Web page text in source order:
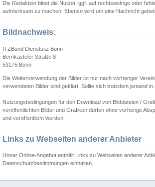
Die Redaktion bittet die Nutzer, ggf. auf rechtswidrige oder
aufmerksam zu machen. Ebenso wird um eine Nachricht
Bildnachweis:
ITZBund Dienstsitz Bonn
Bernkasteler Straße 8
53175 Bonn
Die Weiterverwendung der Bilder ist nur nach vorheriger
verwendeten Bilder sind geklärt. Sollte sich trotzdem jemand
Nutzungsbedingungen für den Download von Bilddateien /
veröffentlichten Bilder und Grafiken dürfen ohne vorherige
und veröffentlicht werden.
Links zu Webseiten anderer Anbieter
Unser Online-Angebot enthält Links zu Webseiten anderer
Datenschutzbestimmungen einhalten.